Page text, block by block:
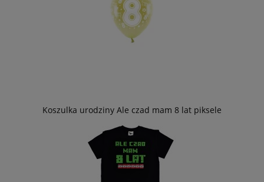
Koszulka urodziny Ale czad mam 8 lat piksele